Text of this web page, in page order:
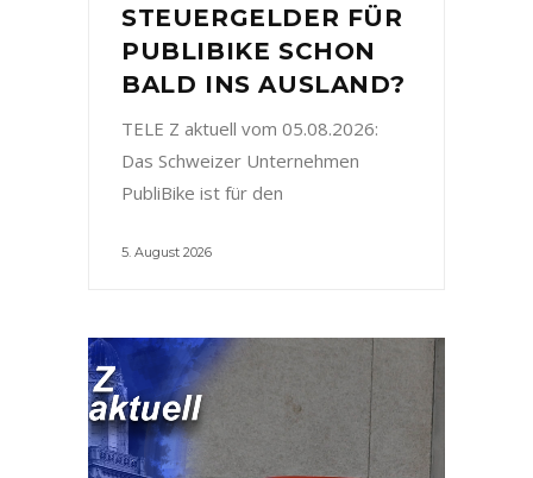
STEUERGELDER FÜR
PUBLIBIKE SCHON
BALD INS AUSLAND?
TELE Z aktuell vom 05.08.2026:
Das Schweizer Unternehmen
PubliBike ist für den
5. August 2026